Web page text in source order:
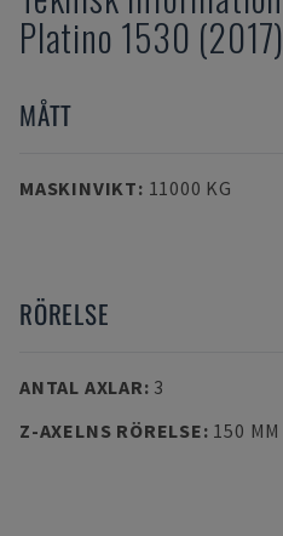
Platino 1530 (2017)
MÅTT
MASKINVIKT: 11000 KG
RÖRELSE
ANTAL AXLAR: 3
Z-AXELNS RÖRELSE: 150 MM